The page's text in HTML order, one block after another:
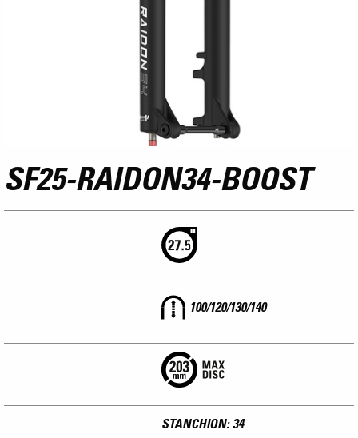
SF25-RAIDON34-BOOST
100/120/130/140
STANCHION: 34